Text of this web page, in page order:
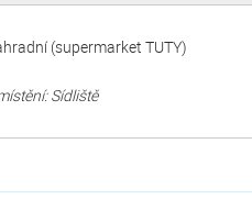
(supermarket TUTY)
Sídliště